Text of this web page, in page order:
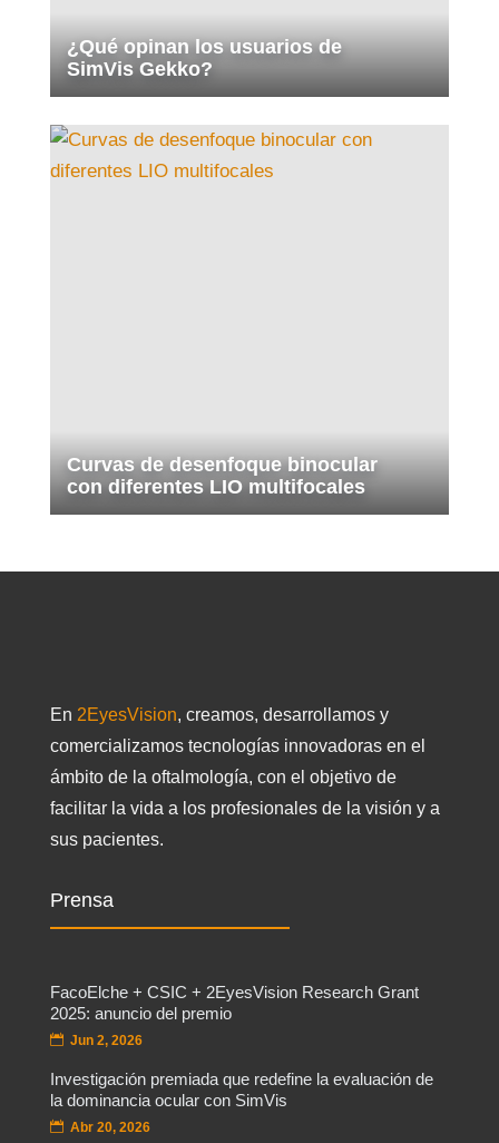
¿Qué opinan los usuarios de
SimVis Gekko?
Curvas de desenfoque binocular
con diferentes LIO multifocales
En 2EyesVision, creamos, desarrollamos y
comercializamos tecnologías innovadoras en el
ámbito de la oftalmología, con el objetivo de
facilitar la vida a los profesionales de la visión y a
sus pacientes.
Prensa
FacoElche + CSIC + 2EyesVision Research Grant
2025: anuncio del premio
Jun 2, 2026
Investigación premiada que redefine la evaluación de
la dominancia ocular con SimVis
Abr 20, 2026